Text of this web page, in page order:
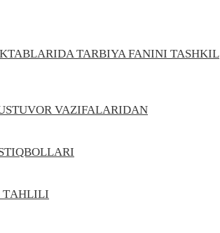
TARBIYA FANINI TASHKIL
VAZIFALARIDAN
TАHLILI